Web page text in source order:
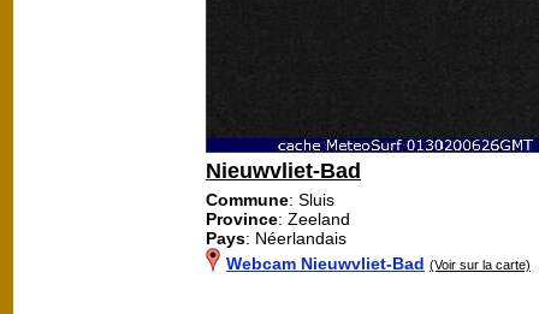
Nieuwvliet-Bad
Commune: Sluis
Province: Zeeland
Pays: Néerlandais
Webcam Nieuwvliet-Bad (Voir sur la carte)